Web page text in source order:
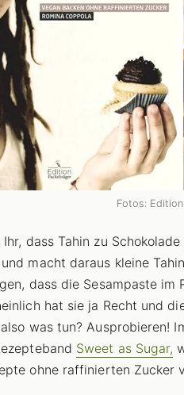
Fotos:
dass Tahin zu
macht daraus kleine
dass die Sesampaste
hat sie ja Recht und
was tun? Ausprobieren!
Sweet as Sugar,
ohne raffinierten Zucker